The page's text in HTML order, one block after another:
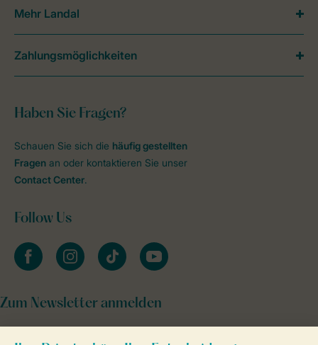
Haben Sie Fragen?
Schauen Sie sich die häufig gestellten
Fragen an oder kontaktieren Sie unser
Contact Center.
Follow Us
facebookinstagramtiktok youtube
Zum Newsletter anmelden
Mehr Landal
Zahlungsmöglichkeiten